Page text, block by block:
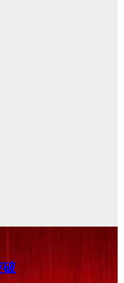
破